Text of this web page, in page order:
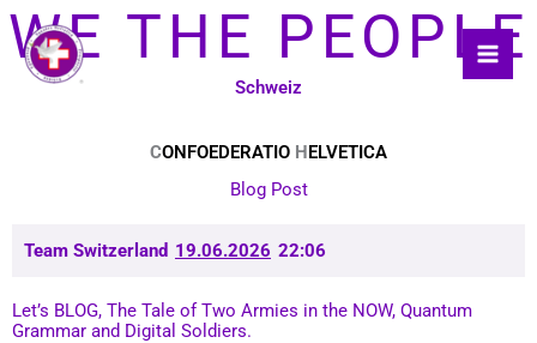
Skip
to
content
WE THE PEOPLE
Schweiz
CONFOEDERATIO HELVETICA
Blog Post
Team Switzerland 19.06.2026 22:06
Let’s BLOG, The Tale of Two Armies in the NOW, Quantum
Grammar and Digital Soldiers.